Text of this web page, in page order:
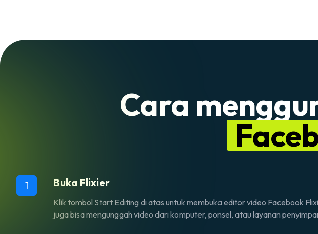
Cara
1 Buka Flixier
Klik tombol Start Editing di atas untuk membuka editor video Facebook
juga bisa mengunggah video dari komputer, ponsel, atau layanan